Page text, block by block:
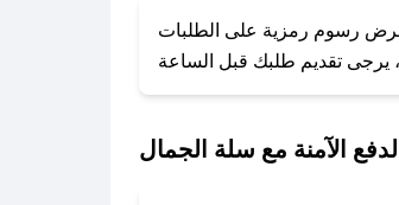
المشكلة في أسرع وقت ممكن.
### ماذا أفعل إذا لم أجد كود خصم لمتجري المفضل؟
فرض رسوم رمزية على الطلبات
الآمنة مع سلة الجمال